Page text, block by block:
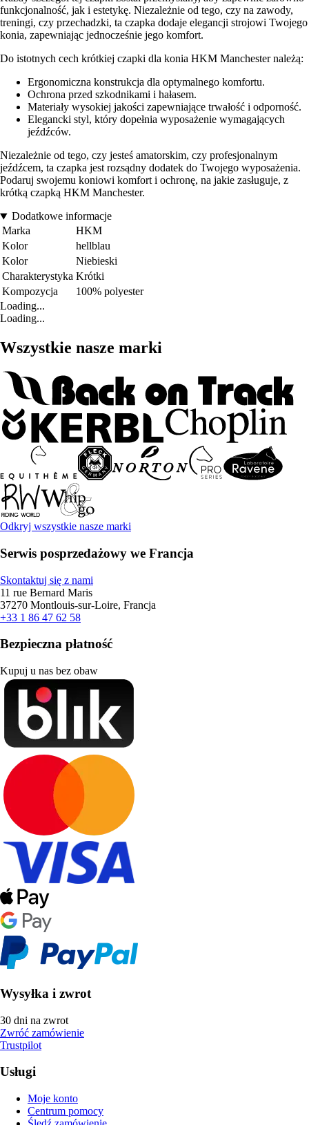
funkcjonalność, jak i estetykę. Niezależnie od tego, czy na zawody,
treningi, czy przechadzki, ta czapka dodaje elegancji strojowi Twojego
konia, zapewniając jednocześnie jego komfort.
Do istotnych cech krótkiej czapki dla konia HKM Manchester należą:
Ergonomiczna konstrukcja dla optymalnego komfortu.
Ochrona przed szkodnikami i hałasem.
Materiały wysokiej jakości zapewniające trwałość i odporność.
Elegancki styl, który dopełnia wyposażenie wymagających
jeźdźców.
Niezależnie od tego, czy jesteś amatorskim, czy profesjonalnym
jeźdźcem, ta czapka jest rozsądny dodatek do Twojego wyposażenia.
Podaruj swojemu koniowi komfort i ochronę, na jakie zasługuje, z
krótką czapką HKM Manchester.
Dodatkowe informacje
Marka
HKM
Kolor
hellblau
Kolor
Niebieski
Charakterystyka Krótki
Kompozycja
100% polyester
Loading...
Loading...
Wszystkie nasze marki
Odkryj wszystkie nasze marki
Serwis posprzedażowy we Francja
Skontaktuj się z nami
11 rue Bernard Maris
37270 Montlouis-sur-Loire, Francja
+33 1 86 47 62 58
Bezpieczna płatność
Kupuj u nas bez obaw
Wysyłka i zwrot
30 dni na zwrot
Zwróć zamówienie
Trustpilot
Usługi
Moje konto
Centrum pomocy